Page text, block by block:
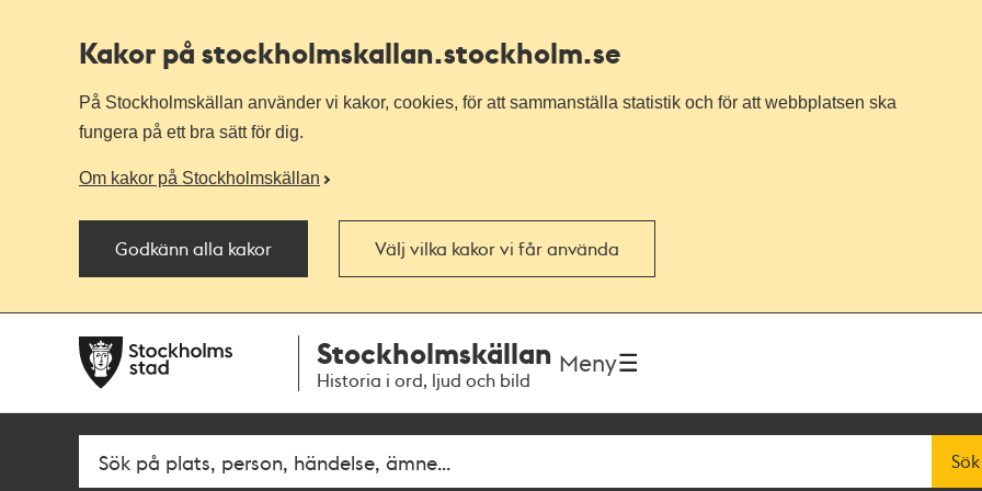
Kakor på stockholmskallan.stockholm.se
På Stockholmskällan använder vi kakor, cookies, för att sammanställa statistik och för att webbplatsen ska
fungera på ett bra sätt för dig.
Om kakor på Stockholmskällan
Godkänn alla kakor Välj vilka kakor vi får använda
navigationen
huvudinnehållet
Stockholmskällan
Historia i ord, ljud och bild
Meny
Fritextsök Sök